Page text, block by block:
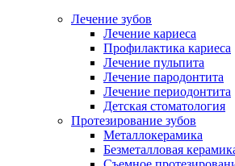
Лечение зубов
Лечение кариеса
Профилактика кариеса
Лечение пульпита
Лечение пародонтита
Лечение периодонтита
Детская стоматология
Протезирование зубов
Металлокерамика
Безметалловая